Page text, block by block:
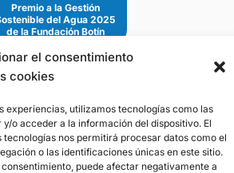
el consentimiento
cookies
experiencias, utilizamos tecnologías como las
o acceder a la información del dispositivo. El
tecnologías nos permitirá procesar datos como el
o las identificaciones únicas en este sitio.
puede afectar negativamente a
Premio a la Gestión
del Agua 2025
de la Fundación Botín
Politica de Privacidad -
Politica
de Cookies